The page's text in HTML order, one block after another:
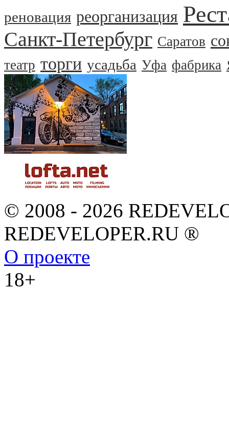
реновация реорганизация
Санкт-Петербург Саратов
театр торги усадьба Уфа фабрика
© 2008 - 2026
REDEVELOPER.RU ®
О проекте
18+